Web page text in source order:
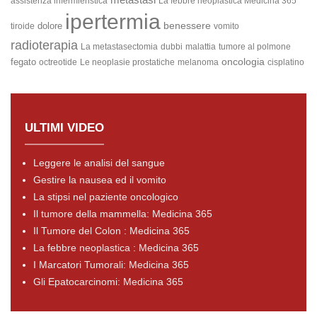
tiroide dolore ipertermia benessere vomito
radioterapia La metastasectomia dubbi malattia tumore al polmone
fegato octreotide Le neoplasie prostatiche melanoma oncologia cisplatino
ULTIMI VIDEO
Leggere le analisi del sangue
Gestire la nausea ed il vomito
La stipsi nel paziente oncologico
Il tumore della mammella: Medicina 365
Il Tumore del Colon : Medicina 365
La febbre neoplastica : Medicina 365
I Marcatori Tumorali: Medicina 365
Gli Epatocarcinomi: Medicina 365